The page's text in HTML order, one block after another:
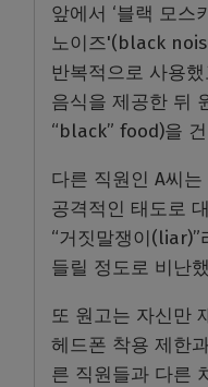
앞에서 ‘블랙 모
노이즈'(black
반복적으로 사용
음식을 제공한 뒤
“black” food)을
다른 직원인 A씨
공격적인 태도로
“거짓말쟁이
들릴 정도로 비난
또 원고는 자신만
헤드폰 착용 제한
른 직원들과 다른